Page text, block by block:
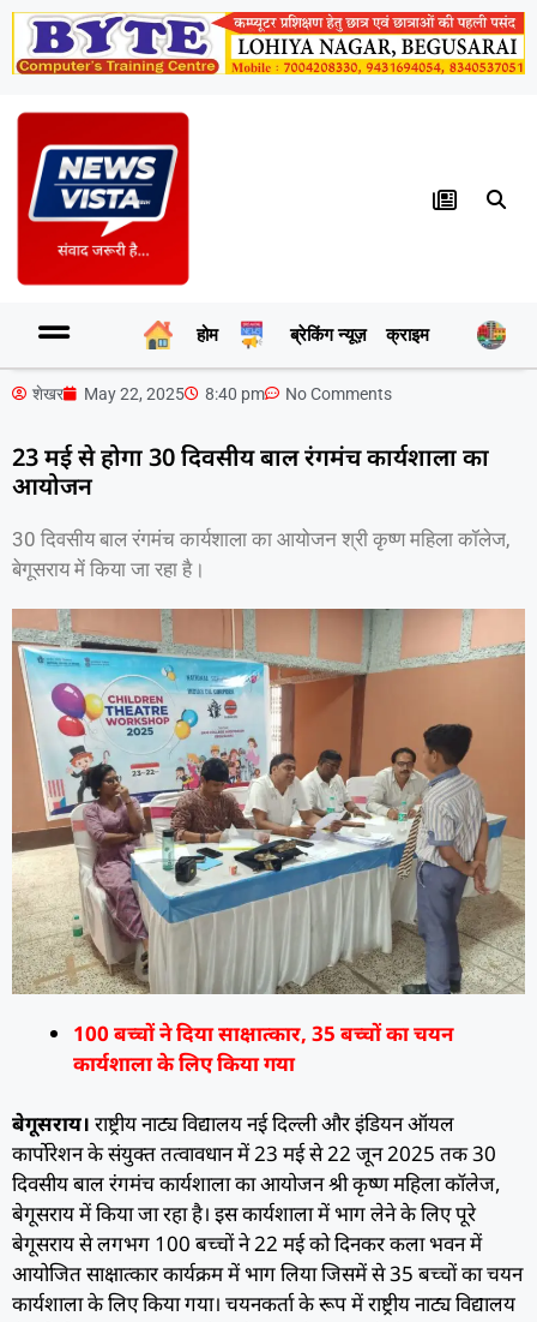
होम ब्रेकिंग न्यूज़ क्राइम
शेखर May 22, 2025 8:40 pm No Comments
23 मई से होगा 30 दिवसीय बाल रंगमंच कार्यशाला का
आयोजन
30 दिवसीय बाल रंगमंच कार्यशाला का आयोजन श्री कृष्ण महिला कॉलेज,
बेगूसराय में किया जा रहा है।
100 बच्चों ने दिया साक्षात्कार, 35 बच्चों का चयन
कार्यशाला के लिए किया गया
बेगूसराय। राष्ट्रीय नाट्य विद्यालय नई दिल्ली और इंडियन ऑयल
कार्पोरेशन के संयुक्त तत्वावधान में 23 मई से 22 जून 2025 तक 30
दिवसीय बाल रंगमंच कार्यशाला का आयोजन श्री कृष्ण महिला कॉलेज,
बेगूसराय में किया जा रहा है। इस कार्यशाला में भाग लेने के लिए पूरे
बेगूसराय से लगभग 100 बच्चों ने 22 मई को दिनकर कला भवन में
आयोजित साक्षात्कार कार्यक्रम में भाग लिया जिसमें से 35 बच्चों का चयन
कार्यशाला के लिए किया गया। चयनकर्ता के रूप में राष्ट्रीय नाट्य विद्यालय